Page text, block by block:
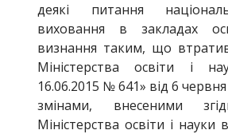
деякі питання
виховання в закладах
визнання таким, що
Міністерства освіти і
16.06.2015 № 641» від 6
змінами, внесеними
Міністерства освіти і науки